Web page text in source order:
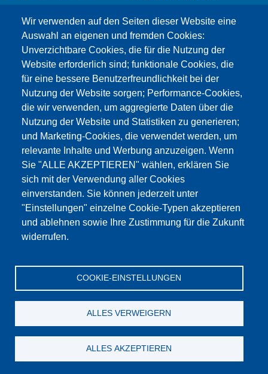
Wir verwenden auf den Seiten dieser Website eine
Auswahl an eigenen und fremden Cookies:
Unverzichtbare Cookies, die für die Nutzung der
Website erforderlich sind; funktionale Cookies, die
für eine bessere Benutzerfreundlichkeit bei der
Nutzung der Website sorgen; Performance-Cookies,
die wir verwenden, um aggregierte Daten über die
Nutzung der Website und Statistiken zu generieren;
und Marketing-Cookies, die verwendet werden, um
relevante Inhalte und Werbung anzuzeigen. Wenn
Sie "ALLE AKZEPTIEREN" wählen, erklären Sie
sich mit der Verwendung aller Cookies
einverstanden. Sie können jederzeit unter
"Einstellungen" einzelne Cookie-Typen akzeptieren
und ablehnen sowie Ihre Zustimmung für die Zukunft
widerrufen.
COOKIE-EINSTELLUNGEN
ALLES VERWEIGERN
ALLES AKZEPTIEREN
info@testing.de
Этот материал заблокирован, потому что
файлы cookie Google Maps не были приняты.
НЕОБХОДИМО ПРИНЯТЬ ТОЛЬКО
ФАЙЛЫ COOKIE GOOGLE MAPS.
Alle Cookies akzeptieren
© Testing Bluhm & Feuerherdt GmbH 07.08.2026
YouTube-Twitter-LinkedIn